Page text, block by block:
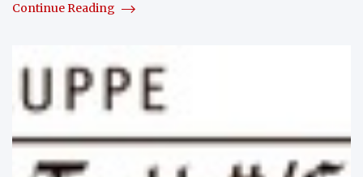
Continue Reading